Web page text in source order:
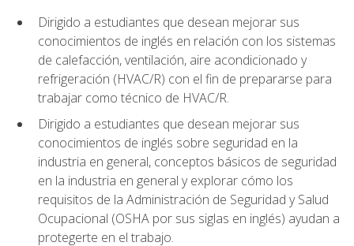
Dirigido a estudiantes que desean mejorar sus
conocimientos de inglés en relación con los sistemas
de calefacción, ventilación, aire acondicionado y
refrigeración (HVAC/R) con el fin de prepararse para
trabajar como técnico de HVAC/R.
Dirigido a estudiantes que desean mejorar sus
conocimientos de inglés sobre seguridad en la
industria en general, conceptos básicos de seguridad
en la industria en general y explorar cómo los
requisitos de la Administración de Seguridad y Salud
Ocupacional (OSHA por sus siglas en inglés) ayudan a
protegerte en el trabajo.